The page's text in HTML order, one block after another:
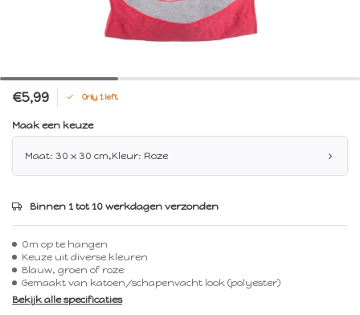
€5,99 Only 1 left
Maak een keuze
Maat: 30 x 30 cm,Kleur: Roze
Binnen 1 tot 10 werkdagen verzonden
Om op te hangen
Keuze uit diverse kleuren
Blauw, groen of roze
Gemaakt van katoen/schapenvacht look (polyester)
Bekijk alle specificaties